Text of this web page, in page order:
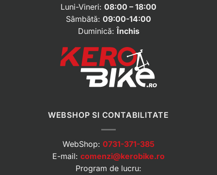
Luni-Vineri: 08:00 – 18:00
Sâmbătă: 09:00-14:00
Duminică:Închis
WEBSHOP SI CONTABILITATE
WebShop: 0731-371-385
E-mail: comenzi@kerobike.ro
Program de lucru: